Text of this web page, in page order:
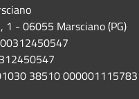
1 - 06055 Marsciano (PG)
00312450547
38510 000001115783